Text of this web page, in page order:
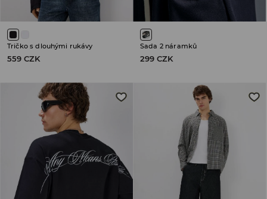
Tričko s dlouhými rukávy
559 CZK
Sada 2 náramků
299 CZK